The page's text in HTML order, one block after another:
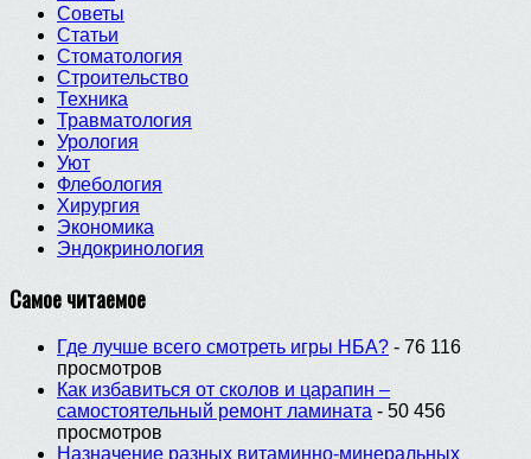
Советы
Статьи
Стоматология
Строительство
Техника
Травматология
Урология
Уют
Флебология
Хирургия
Экономика
Эндокринология
Самое читаемое
Где лучше всего смотреть игры НБА? - 76 116
просмотров
Как избавиться от сколов и царапин –
самостоятельный ремонт ламината - 50 456
просмотров
Назначение разных витаминно-минеральных